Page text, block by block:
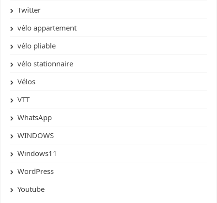
Twitter
vélo appartement
vélo pliable
vélo stationnaire
Vélos
VTT
WhatsApp
WINDOWS
Windows11
WordPress
Youtube